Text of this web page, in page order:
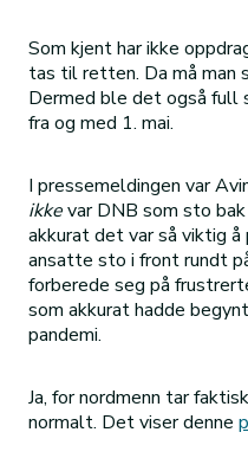
Som kjent har ikke
tas til retten. Da må man
Dermed ble det også
fra og med 1. mai.
I pressemeldingen var
ikkevar DNB som sto
akkurat det var så viktig å
ansatte sto i front rundt
forberede seg på
som akkurat hadde
pandemi.
Ja, for nordmenn tar
normalt. Det viser denne